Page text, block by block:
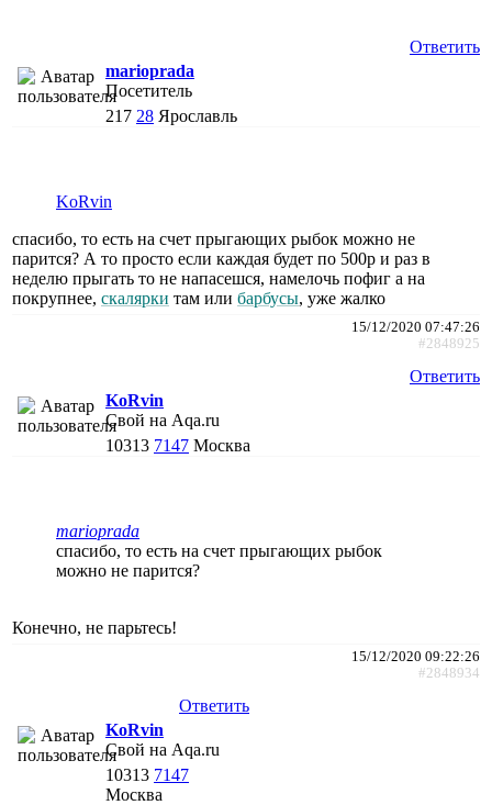
Ответить
marioprada
Посетитель
217 28 Ярославль
KoRvin
спасибо, то есть на счет прыгающих рыбок можно не
парится? А то просто если каждая будет по 500р и раз в
неделю прыгать то не напасешся, намелочь пофиг а на
покрупнее, скалярки там или барбусы, уже жалко
15/12/2020 07:47:26
#2848925
Ответить
KoRvin
Свой на Aqa.ru
10313 7147 Москва
marioprada
спасибо, то есть на счет прыгающих рыбок
можно не парится?
Конечно, не парьтесь!
15/12/2020 09:22:26
#2848934
Ответить
KoRvin
Свой на Aqa.ru
10313 7147
Москва